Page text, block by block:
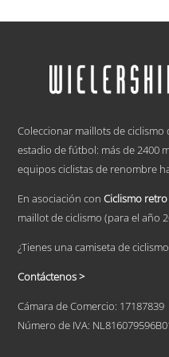
Coleccionar maillots de
estadio de fútbol: más de 2400
equipos ciclistas de renombre
En asociación con Ciclismo
maillot de ciclismo (para el año
¿Tienes una camiseta de
Contáctenos >
Cámara de Comercio: 17187839
Número de IVA: